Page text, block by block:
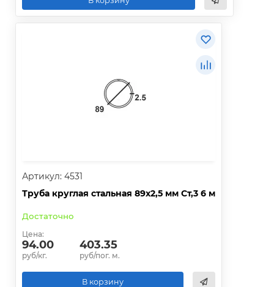
Артикул: 4531
Труба круглая стальная 89х2,5 мм Ст,3 6 м
Достаточно
Цена:
94.00
руб/кг.
403.35
руб/пог. м.
В корзину